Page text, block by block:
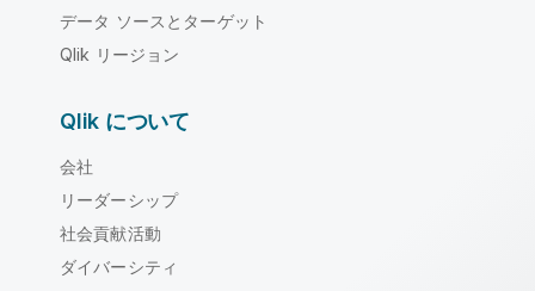
データ ソースとターゲット
Qlik リージョン
Qlik について
会社
リーダーシップ
社会貢献活動
ダイバーシティ